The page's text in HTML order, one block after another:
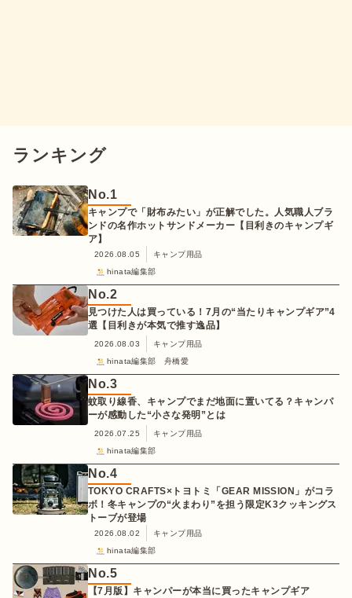
ランキング
No.1
キャンプで「財布みたい」が正解でした。人気職人ブラ
ンドの名作ホットサンドメーカー【目利きのキャンプギ
ア】
2026.08.05
キャンプ用品
hinata編集部
No.2
見つけた人は買っている！7月の“当たりキャンプギア”4
選【目利きが本気で推す逸品】
2026.08.03
キャンプ用品
hinata編集部 舟橋愛
No.3
蚊取り線香、キャンプでまだ地面に置いてる？キャンパ
ーが感動した“小さな発明”とは
2026.07.25
キャンプ用品
hinata編集部
No.4
TOKYO CRAFTS×トヨトミ「GEAR MISSION」がコラ
ボ！冬キャンプの“火まわり”を担う限定K3クッキングス
トーブが登場
2026.08.02
キャンプ用品
hinata編集部
No.5
【7月版】キャンパーが本当に買ったキャンプギア